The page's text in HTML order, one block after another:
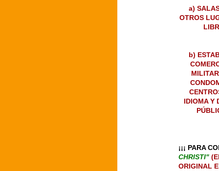
a)
OTROS
b)
IDIOMA
¡¡¡ PARA
CHRISTI"
ORIGINAL